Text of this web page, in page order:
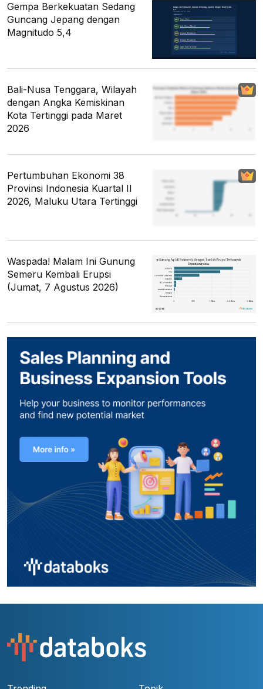
Gempa Berkekuatan Sedang
Guncang Jepang dengan
Magnitudo 5,4
Bali-Nusa Tenggara, Wilayah
dengan Angka Kemiskinan
Kota Tertinggi pada Maret
2026
Pertumbuhan Ekonomi 38
Provinsi Indonesia Kuartal II
2026, Maluku Utara Tertinggi
Waspada! Malam Ini Gunung
Semeru Kembali Erupsi
(Jumat, 7 Agustus 2026)